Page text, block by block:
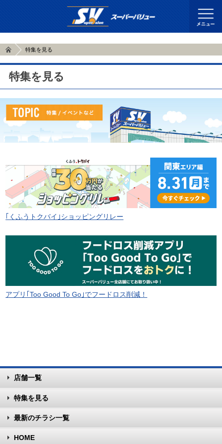
特集を見る
特集を見る
｢くふうトクバイ｣ショッピングリレー
アプリ｢Too Good To Go｣でフードロス削減！
店舗一覧
特集を見る
最新のチラシ一覧
HOME